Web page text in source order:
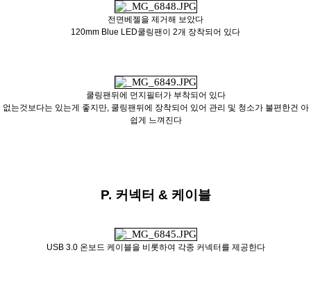
전면베젤을 제거해 보았다
120mm Blue LED쿨링팬이 2개 장착되어 있다
쿨링팬뒤에 먼지필터가 부착되어 있다
없는것보다는 있는게 좋지만, 쿨링팬뒤에 장착되어 있어 관리 및 청소가 불편한건 아
쉽게 느껴진다
P. 커넥터 & 케이블
USB 3.0 온보드 케이블을 비롯하여 각종 커넥터를 제공한다